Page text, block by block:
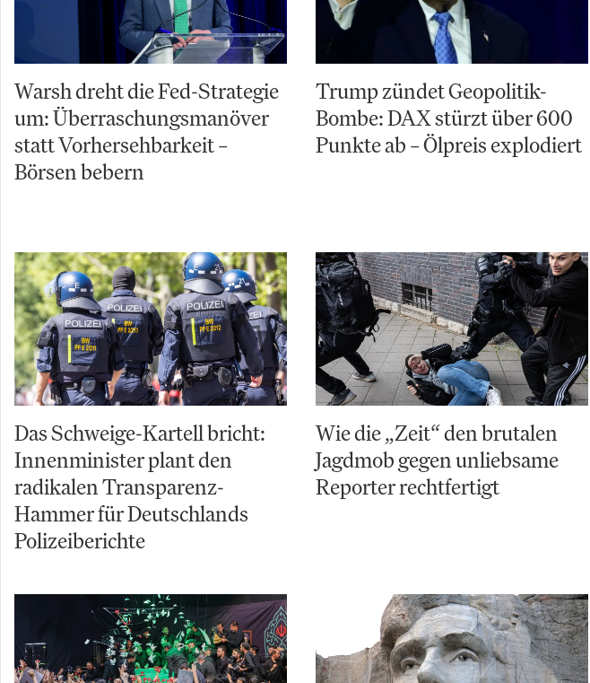
Warsh dreht die Fed-Strategie
um: Überraschungsmanöver
statt Vorhersehbarkeit –
Börsen bebern
Trump zündet Geopolitik-
Bombe: DAX stürzt über 600
Punkte ab – Ölpreis explodiert
Das Schweige-Kartell bricht:
Innenminister plant den
radikalen Transparenz-
Hammer für Deutschlands
Polizeiberichte
Wie die „Zeit“ den brutalen
Jagdmob gegen unliebsame
Reporter rechtfertigt